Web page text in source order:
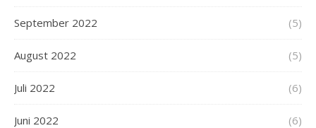
September 2022 (5)
August 2022 (5)
Juli 2022 (6)
Juni 2022 (6)